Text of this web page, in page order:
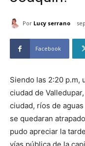
Por Lucy serrano
Facebook
Siendo las 2:20 p.m,
ciudad de
ciudad, ríos de
se quedaran
pudo apreciar la